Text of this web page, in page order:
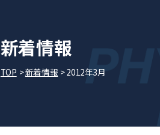
新着情報
TOP 新着情報 2012年3月